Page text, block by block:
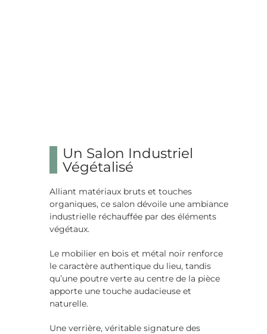
Un Salon Industriel
Végétalisé
Alliant matériaux bruts et touches
organiques, ce salon dévoile une ambiance
industrielle réchauffée par des éléments
végétaux.
Le mobilier en bois et métal noir renforce
le caractère authentique du lieu, tandis
qu’une poutre verte au centre de la pièce
apporte une touche audacieuse et
naturelle.
Une verrière, véritable signature des